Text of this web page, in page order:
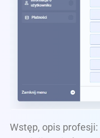
Wstęp, opis